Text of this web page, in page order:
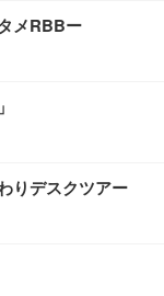
メRBBー
りデスクツアー